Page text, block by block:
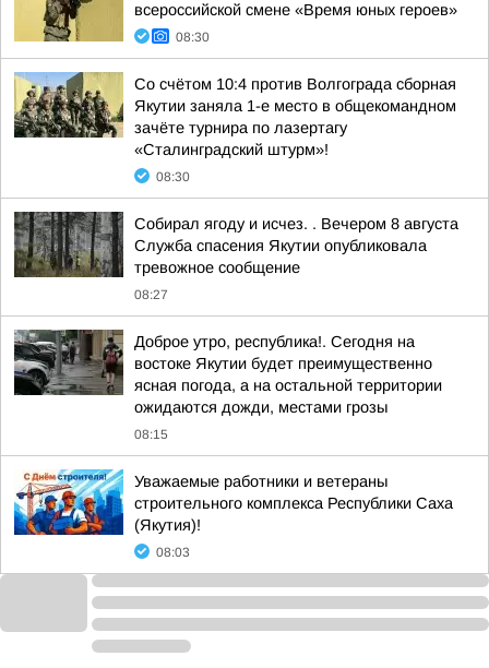
всероссийской смене «Время юных героев»
08:30
Со счётом 10:4 против Волгограда сборная
Якутии заняла 1-е место в общекомандном
зачёте турнира по лазертагу
«Сталинградский штурм»!
08:30
Собирал ягоду и исчез. . Вечером 8 августа
Служба спасения Якутии опубликовала
тревожное сообщение
08:27
Доброе утро, республика!. Сегодня на
востоке Якутии будет преимущественно
ясная погода, а на остальной территории
ожидаются дожди, местами грозы
08:15
Уважаемые работники и ветераны
строительного комплекса Республики Саха
(Якутия)!
08:03